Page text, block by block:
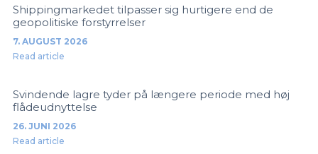
Shippingmarkedet tilpasser sig hurtigere end de
geopolitiske forstyrrelser
7. AUGUST 2026
Read article
Svindende lagre tyder på længere periode med høj
flådeudnyttelse
26. JUNI 2026
Read article